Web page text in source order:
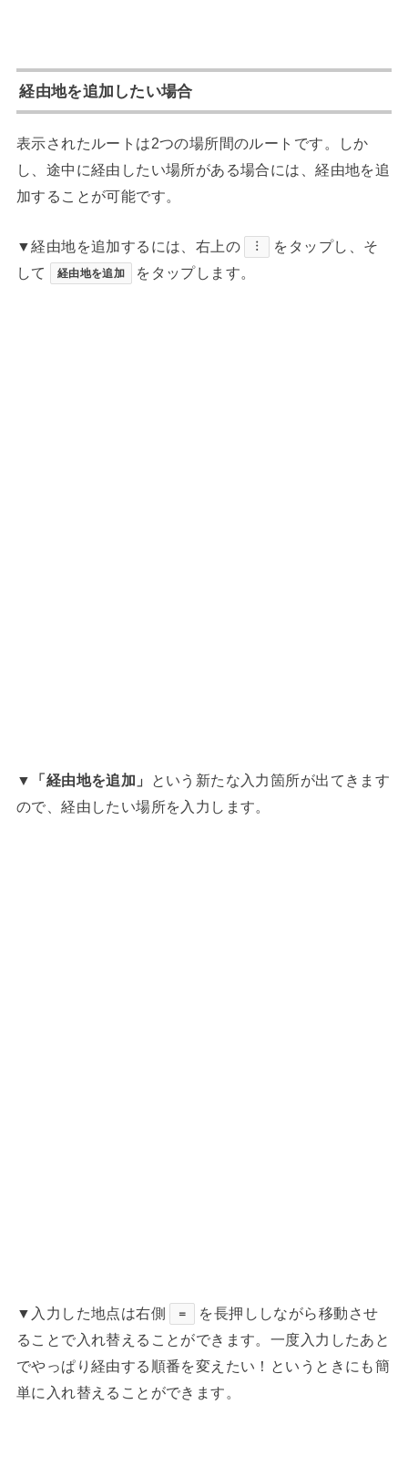
経由地を追加したい場合
表示されたルートは2つの場所間のルートです。しか
し、途中に経由したい場所がある場合には、経由地を追
加することが可能です。
▼経由地を追加するには、右上の ︙
をタップし、そ
して
経由地を追加 をタップします。
▼ 「経由地を追加」
という新たな入力箇所が出てきます
ので、経由したい場所を入力します。
▼入力した地点は右側 ＝
を長押ししながら移動させ
ることで入れ替えることができます。一度入力したあと
でやっぱり経由する順番を変えたい！というときにも簡
単に入れ替えることができます。